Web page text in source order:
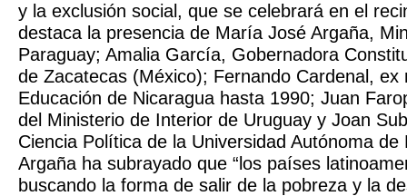
y la exclusión social, que se celebrará en el
destaca la presencia de María José Argaña,
Paraguay; Amalia García, Gobernadora
de Zacatecas (México); Fernando Cardenal, ex
Educación de Nicaragua hasta 1990; Juan
del Ministerio de Interior de Uruguay y Joan
Ciencia Política de la Universidad Autónoma de
Argaña ha subrayado que “los países
buscando la forma de salir de la pobreza y la